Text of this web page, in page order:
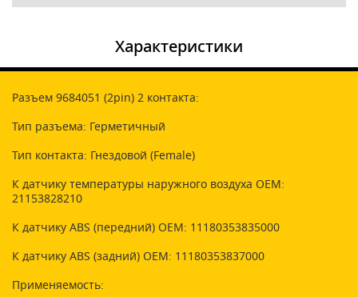
Характеристики
Разъем 9684051 (2pin) 2 контакта:
Тип разъема: Герметичный
Тип контакта: Гнездовой (Female)
К датчику температуры наружного воздуха OEM:
21153828210
К датчику ABS (передний) OEM: 11180353835000
К датчику ABS (задний) OEM: 11180353837000
Применяемость: